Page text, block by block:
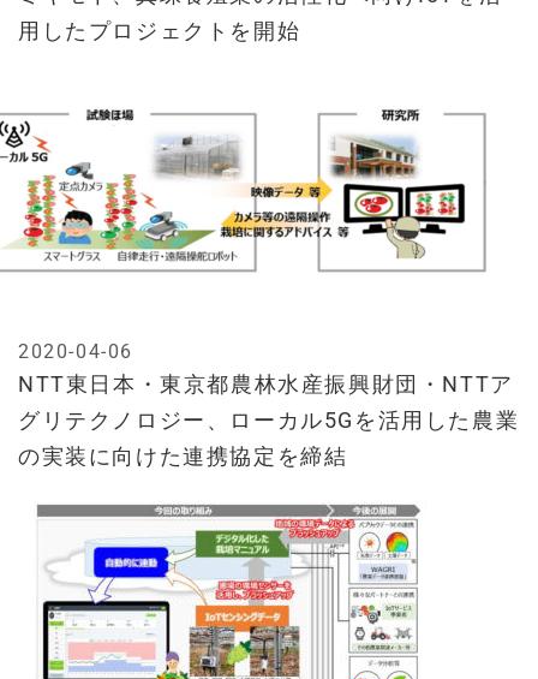
用したプロジェクトを開始
NTT東日本・東京都農林水産振興財団・NTTア
グリテクノロジー、ローカル5Gを活用した農業
の実装に向けた連携協定を締結
2020-04-06